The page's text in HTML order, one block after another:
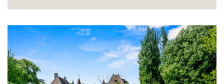
Acheter
Louer
International
Vendre